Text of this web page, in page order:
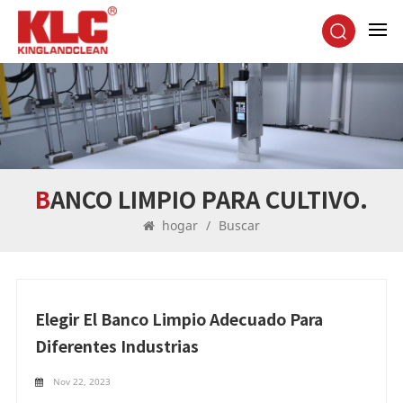
BANCO LIMPIO PARA CULTIVO.
hogar / Buscar
Elegir El Banco Limpio Adecuado Para
Diferentes Industrias
Nov 22, 2023